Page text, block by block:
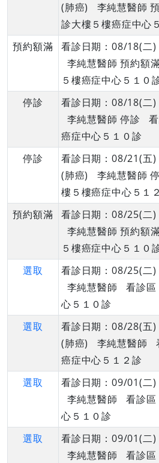
(肺癌) 李純慧醫師
診大樓５樓癌症中心
預約額滿
看診日期：08/18(
李純慧醫師 預約額
５樓癌症中心５１０
停診
看診日期：08/18(
李純慧醫師 停診
癌症中心５１０診
停診
看診日期：08/21(
(肺癌) 李純慧醫師
樓５樓癌症中心５１
預約額滿
看診日期：08/25(
李純慧醫師 預約額
５樓癌症中心５１０
選取
看診日期：08/25(
李純慧醫師 看診區
心５１０診
選取
看診日期：08/28(
(肺癌) 李純慧醫師
癌症中心５１２診
選取
看診日期：09/01(
李純慧醫師 看診區
心５１０診
選取
看診日期：09/01(
李純慧醫師 看診區